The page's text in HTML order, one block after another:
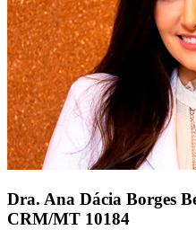
Dra. Ana Dácia Borges
CRM/MT 10184